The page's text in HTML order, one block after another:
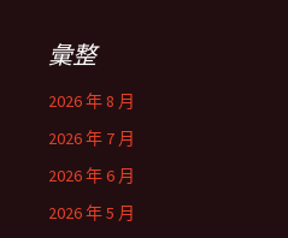
彙整
2026 年 8 月
2026 年 7 月
2026 年 6 月
2026 年 5 月